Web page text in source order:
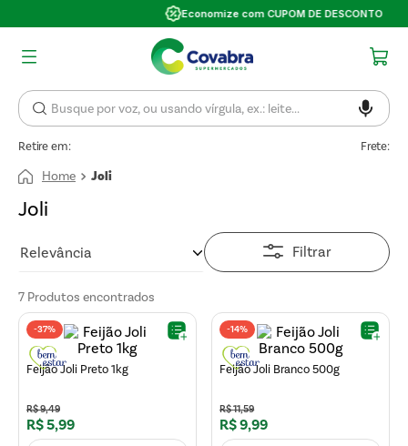
Economize com CUPOM DE DESCONTO
Retire em: Frete:
Joli
Joli
Relevância Filtrar
7 Produtos
-37%
Feijão Joli Preto 1kg
R$9,49
R$5,99
-14%
Feijão Joli Branco 500g
R$11,59
R$9,99